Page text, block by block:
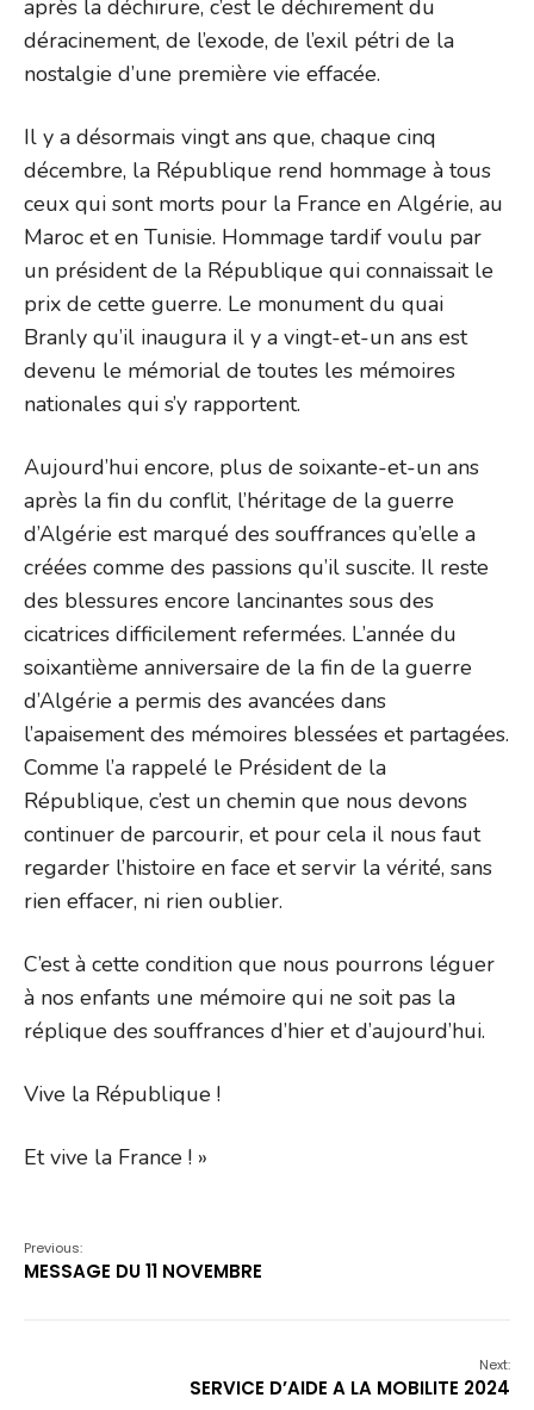
après la déchirure, c’est le déchirement du
déracinement, de l’exode, de l’exil pétri de la
nostalgie d’une première vie effacée.
Il y a désormais vingt ans que, chaque cinq
décembre, la République rend hommage à tous
ceux qui sont morts pour la France en Algérie, au
Maroc et en Tunisie. Hommage tardif voulu par
un président de la République qui connaissait le
prix de cette guerre. Le monument du quai
Branly qu’il inaugura il y a vingt-et-un ans est
devenu le mémorial de toutes les mémoires
nationales qui s’y rapportent.
Aujourd’hui encore, plus de soixante-et-un ans
après la fin du conflit, l’héritage de la guerre
d’Algérie est marqué des souffrances qu’elle a
créées comme des passions qu’il suscite. Il reste
des blessures encore lancinantes sous des
cicatrices difficilement refermées. L’année du
soixantième anniversaire de la fin de la guerre
d’Algérie a permis des avancées dans
l’apaisement des mémoires blessées et partagées.
Comme l’a rappelé le Président de la
République, c’est un chemin que nous devons
continuer de parcourir, et pour cela il nous faut
regarder l’histoire en face et servir la vérité, sans
rien effacer, ni rien oublier.
C’est à cette condition que nous pourrons léguer
à nos enfants une mémoire qui ne soit pas la
réplique des souffrances d’hier et d’aujourd’hui.
Vive la République !
Et vive la France ! »
Previous:
MESSAGE DU 11 NOVEMBRE
Next:
SERVICE D’AIDE A LA MOBILITE 2024